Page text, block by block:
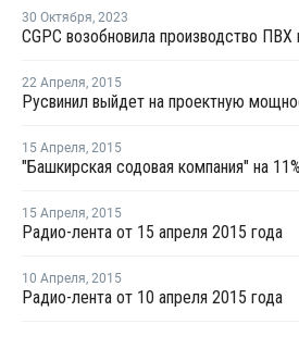
30 Октября, 2023
22 Апреля, 2015
Русвинил выйдет на проектную
15 Апреля, 2015
15 Апреля, 2015
Радио-лента от 15 апреля 2015 года
10 Апреля, 2015
Радио-лента от 10 апреля 2015 года